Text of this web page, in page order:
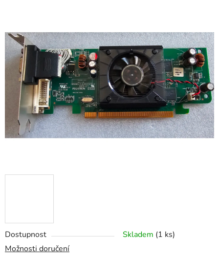
Dostupnost Skladem (1 ks)
Možnosti doručení
0,0
z
5
hvězdiček.